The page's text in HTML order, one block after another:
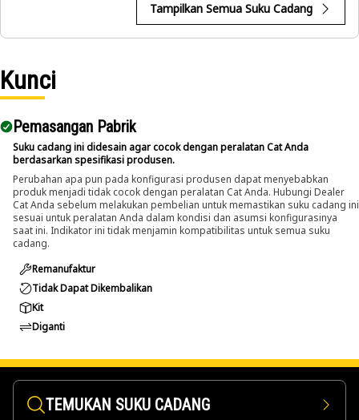
Tampilkan Semua Suku Cadang
Kunci
Pemasangan Pabrik
Suku cadang ini didesain agar cocok dengan peralatan Cat Anda
berdasarkan spesifikasi produsen.
Perubahan apa pun pada konfigurasi produsen dapat menyebabkan
produk menjadi tidak cocok dengan peralatan Cat Anda. Hubungi Dealer
Cat Anda sebelum melakukan pembelian untuk memastikan suku cadang ini
sesuai untuk peralatan Anda dalam kondisi dan asumsi konfigurasinya
saat ini. Indikator ini tidak menjamin kompatibilitas untuk semua suku
cadang.
Remanufaktur
Tidak Dapat Dikembalikan
Kit
Diganti
TEMUKAN SUKU CADANG